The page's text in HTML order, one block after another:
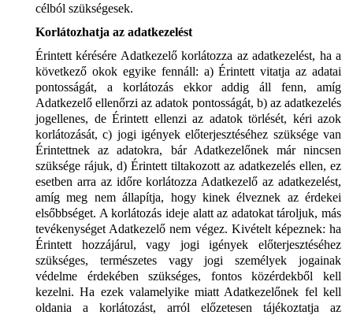
célból szükségesek.
Korlátozhatja az adatkezelést
Érintett kérésére Adatkezelő korlátozza az adatkezelést, ha a
következő okok egyike fennáll: a) Érintett vitatja az adatai
pontosságát, a korlátozás ekkor addig áll fenn, amíg
Adatkezelő ellenőrzi az adatok pontosságát, b) az adatkezelés
jogellenes, de Érintett ellenzi az adatok törlését, kéri azok
korlátozását, c) jogi igények előterjesztéséhez szüksége van
Érintettnek az adatokra, bár Adatkezelőnek már nincsen
szüksége rájuk, d) Érintett tiltakozott az adatkezelés ellen, ez
esetben arra az időre korlátozza Adatkezelő az adatkezelést,
amíg meg nem állapítja, hogy kinek élveznek az érdekei
elsőbbséget. A korlátozás ideje alatt az adatokat tároljuk, más
tevékenységet Adatkezelő nem végez. Kivételt képeznek: ha
Érintett hozzájárul, vagy jogi igények előterjesztéséhez
szükséges, természetes vagy jogi személyek jogainak
védelme érdekében szükséges, fontos közérdekből kell
kezelni. Ha ezek valamelyike miatt Adatkezelőnek fel kell
oldania a korlátozást, arról előzetesen tájékoztatja az